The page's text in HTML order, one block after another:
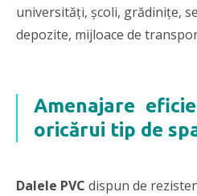
universități, școli, grădinițe,
depozite, mijloace de
Amenajare
oricărui tip de
Dalele PVC dispun de